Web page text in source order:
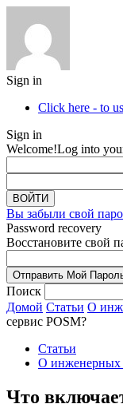
Sign in
Click here - to
Sign in
Welcome!Log into
Вы забыли свой
Password recovery
Восстановите свой
Поиск
Домой Статьи О
сервис POSM?
Статьи
О инженерных
Что